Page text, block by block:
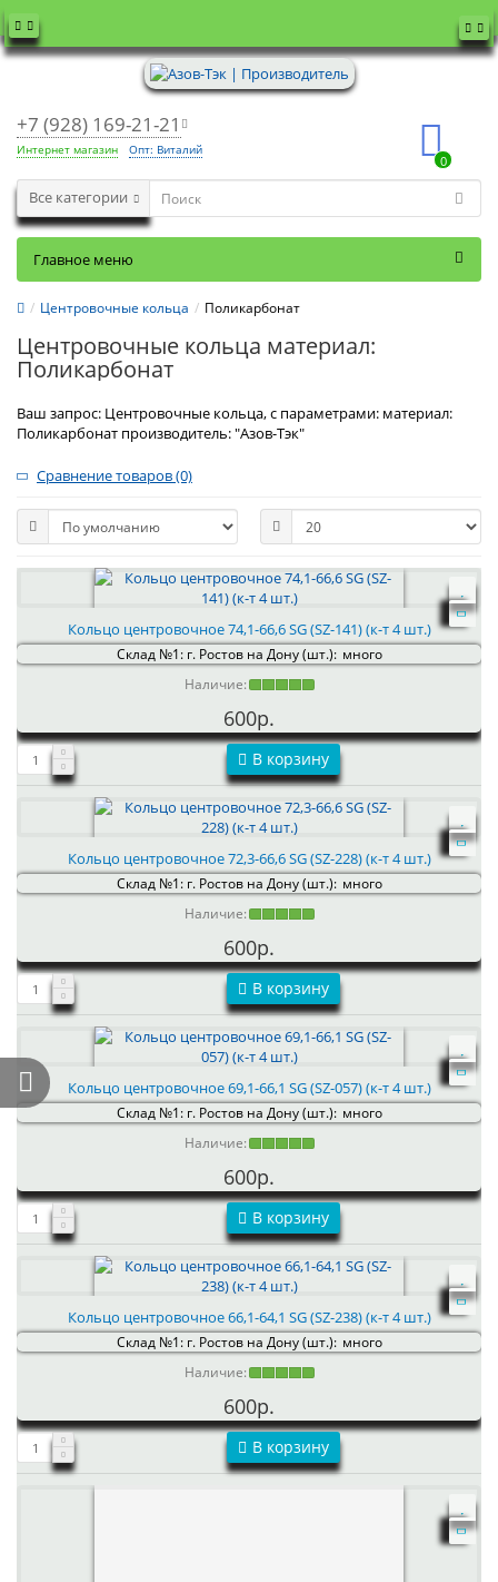
+7 (928) 169-21-21
Интернет магазин Опт: Виталий
0
Все категории
Главное меню
Центровочные кольца Поликарбонат
Центровочные кольца материал:
Поликарбонат
Ваш запрос: Центровочные кольца, с параметрами: материал:
Поликарбонат производитель: "Азов-Тэк"
Сравнение товаров (0)
Кольцо центровочное 74,1-66,6 SG (SZ-141) (к-т 4 шт.)
Склад №1: г. Ростов на Дону (шт.): много
Наличие:
600р.
В корзину
Кольцо центровочное 72,3-66,6 SG (SZ-228) (к-т 4 шт.)
Склад №1: г. Ростов на Дону (шт.): много
Наличие:
600р.
В корзину
Кольцо центровочное 69,1-66,1 SG (SZ-057) (к-т 4 шт.)
Склад №1: г. Ростов на Дону (шт.): много
Наличие:
600р.
В корзину
Кольцо центровочное 66,1-64,1 SG (SZ-238) (к-т 4 шт.)
Склад №1: г. Ростов на Дону (шт.): много
Наличие:
600р.
В корзину